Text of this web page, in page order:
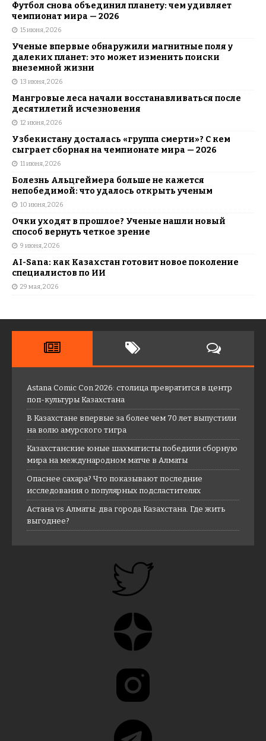
Футбол снова объединил планету: чем удивляет
чемпионат мира — 2026
15 июня, 2026
Ученые впервые обнаружили магнитные поля у
далеких планет: это может изменить поиски
внеземной жизни
13 июня, 2026
Мангровые леса начали восстанавливаться после
десятилетий исчезновения
12 июня, 2026
Узбекистану досталась «группа смерти»? С кем
сыграет сборная на чемпионате мира — 2026
11 июня, 2026
Болезнь Альцгеймера больше не кажется
непобедимой: что удалось открыть ученым
10 июня, 2026
Очки уходят в прошлое? Ученые нашли новый
способ вернуть четкое зрение
9 июня, 2026
AI-Sana: как Казахстан готовит новое поколение
специалистов по ИИ
29 мая, 2026
Astana Comic Con 2026: столица превратится в центр
поп-культуры Казахстана
В Казахстане впервые за более чем 70 лет выпустили
на волю амурского тигра
Казахстанские юные шахматисты победили сборную
мира на международном матче в Алматы
Опаснее сахара? Что показывают последние
исследования о популярных подсластителях
Астана vs Алматы: два города Казахстана. Где жить
выгоднее?